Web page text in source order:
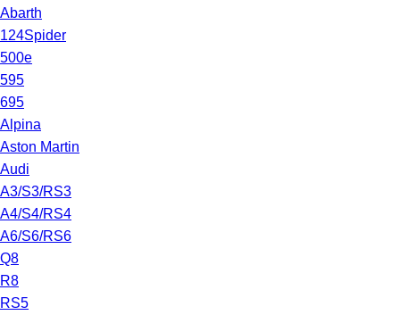
Abarth
124Spider
500e
595
695
Alpina
Aston Martin
Audi
A3/S3/RS3
A4/S4/RS4
A6/S6/RS6
Q8
R8
RS5